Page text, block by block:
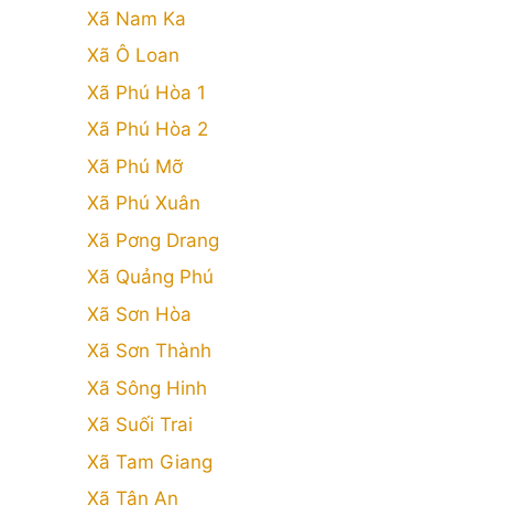
Xã Nam Ka
Xã Ô Loan
Xã Phú Hòa 1
Xã Phú Hòa 2
Xã Phú Mỡ
Xã Phú Xuân
Xã Pơng Drang
Xã Quảng Phú
Xã Sơn Hòa
Xã Sơn Thành
Xã Sông Hinh
Xã Suối Trai
Xã Tam Giang
Xã Tân An